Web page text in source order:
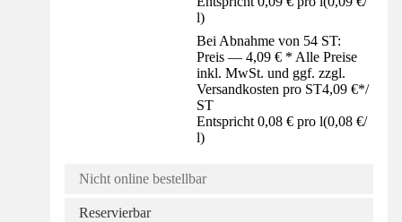
l)
Bei Abnahme von 54 ST:
Preis — 4,09 € * Alle Preise
inkl. MwSt. und ggf. zzgl.
Versandkosten pro ST4,09 €*/
ST
Entspricht 0,08 € pro l(0,08 €/
l)
Nicht online bestellbar
Reservierbar